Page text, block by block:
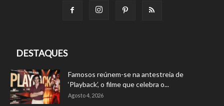
DESTAQUES
Famosos reúnem-se na antestreia de
‘Playback’, o filme que celebra o...
Agosto 4, 2026